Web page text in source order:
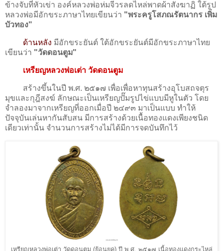
ข้างจับที่หัวเข่า องค์หลวงพ่อห่มจีวรลดไหล่พาดผ้าสังฆาฏิ ใต้รูป
หลวงพ่อมีอักขระภาษาไทยเขียนว่า "พระครูโสภณรัตนากร เพิ่ม
บัวทอง"
ด้านหลัง มีอักขระยันต์ ใต้อักขระยันต์มีอักขระภาษาไทย
เขียนว่า "วัดดอนตูม"
เหรียญหลวงพ่อเต่า วัดดอนตูม
สร้างขึ้นในปี พ.ศ. ๒๕๑๗ เพื่อเพื่อหาทุนสร้างอุโบสถจตุร
มุขและกุฎีสงฆ์ ลักษณะเป็นเหรียญปั๊มรูปไข่แบบมีหูในตัว โดย
จำลองมาจากเหรียญที่ออกเมื่อปี ๒๔๙๓ มาเป็นแบบ ทำให้
ปัจจุบันเล่นหากันสับสน มีการสร้างด้วยเนื้อทองแดงเพียงชนิด
เดียวเท่านั้น จำนวนการสร้างไม่ได้มีการจดบันทึกไว้
เหรียญหลวงพ่อเต่า วัดดอนตูม (ย้อนยุค) ปี พ.ศ. ๒๕๑๗ เนื้อทองแดงกระไหล่